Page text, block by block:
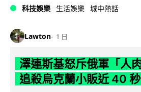
科技娛樂 生活娛樂 城中熱話
Lawton 1 日
澤連斯基怒斥俄軍「人
追殺烏克蘭小販近 40